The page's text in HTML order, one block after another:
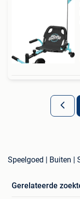
Speelgoed | Buiten |
Gerelateerde